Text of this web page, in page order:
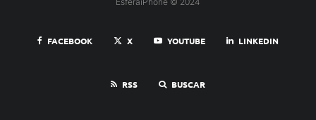
FACEBOOK X YOUTUBE LINKEDIN
RSS BUSCAR